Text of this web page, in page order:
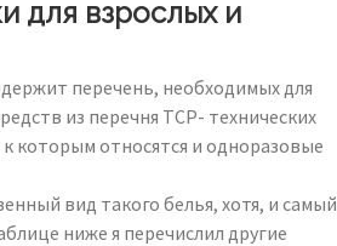
для взрослых и
перечень, необходимых для
из перечня ТСР- технических
которым относятся и одноразовые
вид такого белья, хотя, и самый
ниже я перечислил другие